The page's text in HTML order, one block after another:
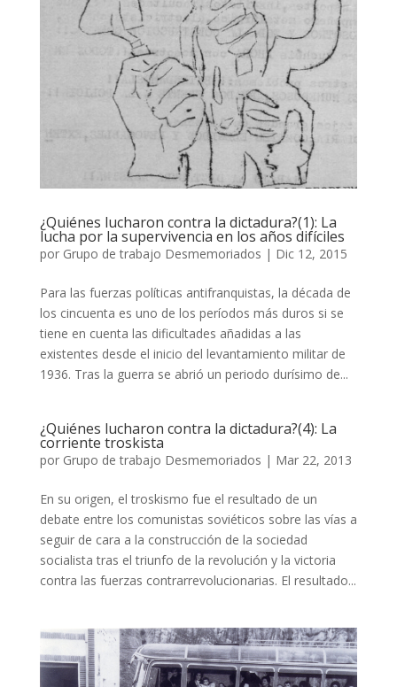
¿Quiénes lucharon contra la dictadura?(1): La
lucha por la supervivencia en los años difíciles
por Grupo de trabajo Desmemoriados | Dic 12, 2015
Para las fuerzas políticas antifranquistas, la década de
los cincuenta es uno de los períodos más duros si se
tiene en cuenta las dificultades añadidas a las
existentes desde el inicio del levantamiento militar de
1936. Tras la guerra se abrió un periodo durísimo de...
¿Quiénes lucharon contra la dictadura?(4): La
corriente troskista
por Grupo de trabajo Desmemoriados | Mar 22, 2013
En su origen, el troskismo fue el resultado de un
debate entre los comunistas soviéticos sobre las vías a
seguir de cara a la construcción de la sociedad
socialista tras el triunfo de la revolución y la victoria
contra las fuerzas contrarrevolucionarias. El resultado...